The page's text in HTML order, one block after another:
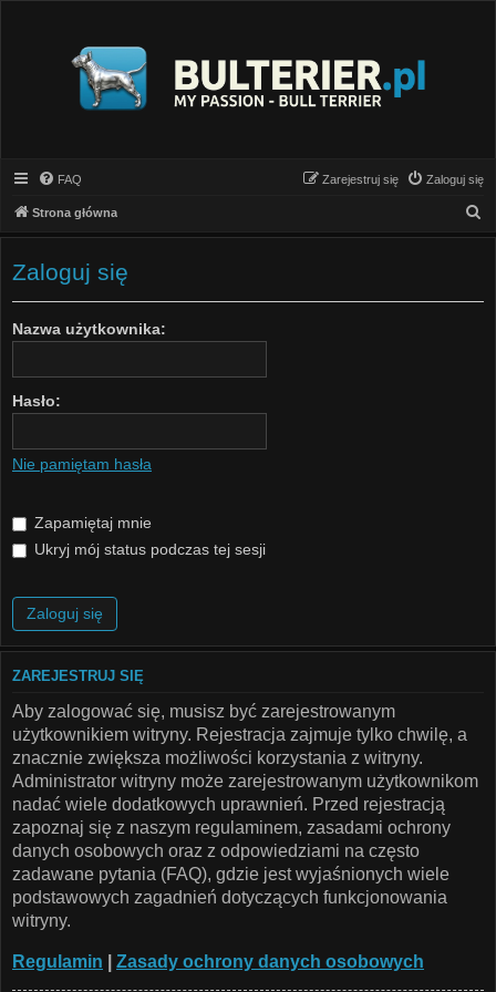
FAQ Zaloguj się
Zarejestruj się
Strona główna
z
Zaloguj się
Nazwa użytkownika:
Hasło:
Nie pamiętam hasła
Zapamiętaj mnie
Ukryj mój status podczas tej sesji
ZAREJESTRUJ SIĘ
Aby zalogować się, musisz być zarejestrowanym
użytkownikiem witryny. Rejestracja zajmuje tylko chwilę, a
znacznie zwiększa możliwości korzystania z witryny.
Administrator witryny może zarejestrowanym użytkownikom
nadać wiele dodatkowych uprawnień. Przed rejestracją
zapoznaj się z naszym regulaminem, zasadami ochrony
danych osobowych oraz z odpowiedziami na często
zadawane pytania (FAQ), gdzie jest wyjaśnionych wiele
podstawowych zagadnień dotyczących funkcjonowania
witryny.
Regulamin Zasady ochrony danych osobowych